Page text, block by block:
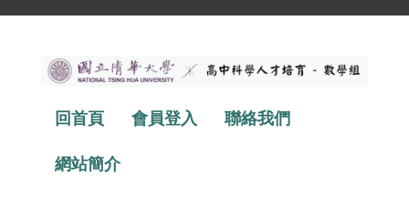
回首頁 會員登入 聯絡我們
網站簡介